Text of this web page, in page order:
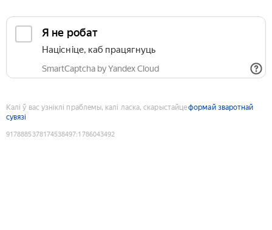
Я не робат
Націсніце, каб працягнуць
SmartCaptcha by Yandex Cloud
Калі ў вас узніклі праблемы, калі ласка, скарыстайцеформай зваротнай
сувязі
9178885378174538497:1786043492